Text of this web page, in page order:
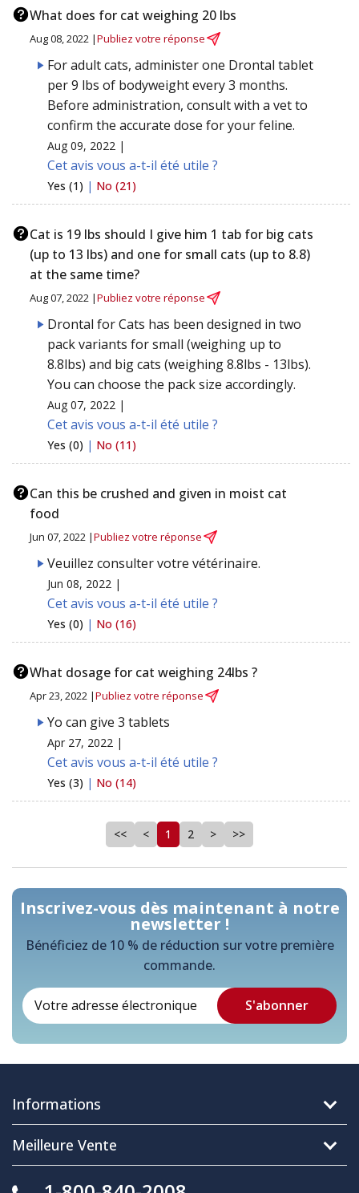
What does for cat weighing 20 lbs
Aug 08, 2022 |Publiez votre réponse
For adult cats, administer one Drontal tablet
per 9 lbs of bodyweight every 3 months.
Before administration, consult with a vet to
confirm the accurate dose for your feline.
Aug 09, 2022 |
Cet avis vous a-t-il été utile ?
Yes (1) | No (21)
Cat is 19 lbs should I give him 1 tab for big cats
(up to 13 lbs) and one for small cats (up to 8.8)
at the same time?
Aug 07, 2022 |Publiez votre réponse
Drontal for Cats has been designed in two
pack variants for small (weighing up to
8.8lbs) and big cats (weighing 8.8lbs - 13lbs).
You can choose the pack size accordingly.
Aug 07, 2022 |
Cet avis vous a-t-il été utile ?
Yes (0) | No (11)
Can this be crushed and given in moist cat
food
Jun 07, 2022 |Publiez votre réponse
Veuillez consulter votre vétérinaire.
Jun 08, 2022 |
Cet avis vous a-t-il été utile ?
Yes (0) | No (16)
What dosage for cat weighing 24lbs ?
Apr 23, 2022 |Publiez votre réponse
Yo can give 3 tablets
Apr 27, 2022 |
Cet avis vous a-t-il été utile ?
Yes (3) | No (14)
<< < 1 2 > >>
Inscrivez-vous dès maintenant à notre
newsletter !
Bénéficiez de 10 % de réduction sur votre première
commande.
Informations
Meilleure Vente